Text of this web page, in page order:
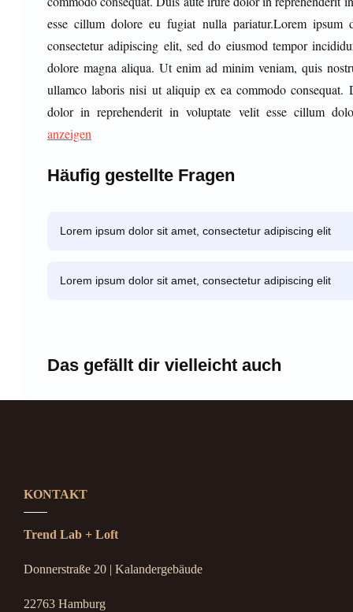
esse cillum dolore eu fugiat nulla pariatur.Lorem ipsum
consectetur adipiscing elit, sed do eiusmod tempor
dolore magna aliqua. Ut enim ad minim veniam, quis
ullamco laboris nisi ut aliquip ex ea commodo consequat.
dolor in reprehenderit in voluptate velit esse cillum
anzeigen
Häufig gestellte Fragen
Lorem ipsum dolor sit amet, consectetur adipiscing elit
Lorem ipsum dolor sit amet, consectetur adipiscing elit
Das gefällt dir vielleicht auch
KONTAKT
Trend Lab + Loft
Donnerstraße 20 | Kalandergebäude
22763 Hamburg